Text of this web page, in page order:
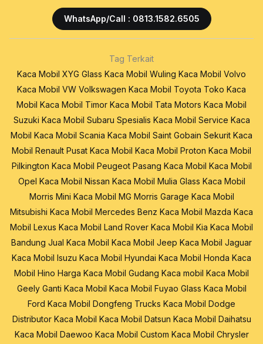
WhatsApp/Call : 0813.1582.6505
Tag Terkait
Kaca Mobil XYG Glass Kaca Mobil Wuling Kaca Mobil Volvo
Kaca Mobil VW Volkswagen Kaca Mobil Toyota Toko Kaca
Mobil Kaca Mobil Timor Kaca Mobil Tata Motors Kaca Mobil
Suzuki Kaca Mobil Subaru Spesialis Kaca Mobil Service Kaca
Mobil Kaca Mobil Scania Kaca Mobil Saint Gobain Sekurit Kaca
Mobil Renault Pusat Kaca Mobil Kaca Mobil Proton Kaca Mobil
Pilkington Kaca Mobil Peugeot Pasang Kaca Mobil Kaca Mobil
Opel Kaca Mobil Nissan Kaca Mobil Mulia Glass Kaca Mobil
Morris Mini Kaca Mobil MG Morris Garage Kaca Mobil
Mitsubishi Kaca Mobil Mercedes Benz Kaca Mobil Mazda Kaca
Mobil Lexus Kaca Mobil Land Rover Kaca Mobil Kia Kaca Mobil
Bandung Jual Kaca Mobil Kaca Mobil Jeep Kaca Mobil Jaguar
Kaca Mobil Isuzu Kaca Mobil Hyundai Kaca Mobil Honda Kaca
Mobil Hino Harga Kaca Mobil Gudang Kaca mobil Kaca Mobil
Geely Ganti Kaca Mobil Kaca Mobil Fuyao Glass Kaca Mobil
Ford Kaca Mobil Dongfeng Trucks Kaca Mobil Dodge
Distributor Kaca Mobil Kaca Mobil Datsun Kaca Mobil Daihatsu
Kaca Mobil Daewoo Kaca Mobil Custom Kaca Mobil Chrysler